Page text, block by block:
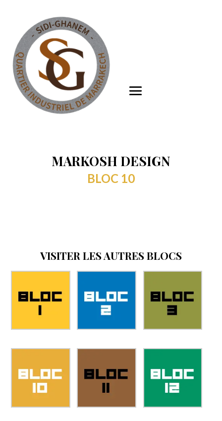
MARKOSH DESIGN
BLOC 10
VISITER LES AUTRES BLOCS